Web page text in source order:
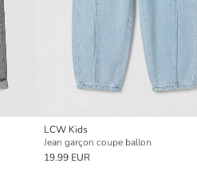
LCW Kids
Jean garçon coupe ballon
19.99 EUR